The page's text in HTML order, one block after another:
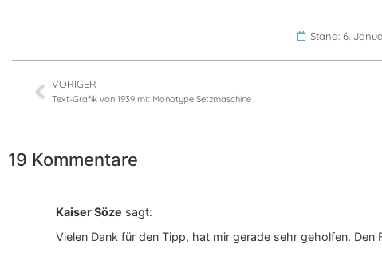
Stand: 6.
VORIGER
Text-Grafik von 1939 mit Monotype Setzmaschine
19 Kommentare
Kaiser Söze sagt:
Vielen Dank für den Tipp, hat mir gerade sehr geholfen.